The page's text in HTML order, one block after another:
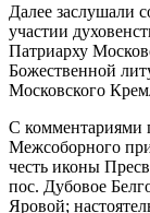
Далее заслушали
участии
Патриарху
Божественной
Московского
С комментариями
Межсоборного
честь иконы
пос. Дубовое
Яровой;